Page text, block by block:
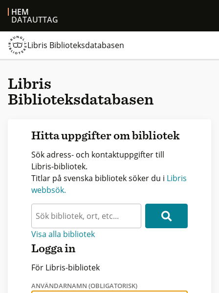
HEM
DATAUTTAG
Libris Biblioteksdatabasen
Libris
Biblioteksdatabasen
Hitta uppgifter om bibliotek
Sök adress- och kontaktuppgifter till
Libris-bibliotek.
Titlar på svenska bibliotek söker du i Libris
webbsök.
Visa alla bibliotek
Logga in
För Libris-bibliotek
ANVÄNDARNAMN (OBLIGATORISK)